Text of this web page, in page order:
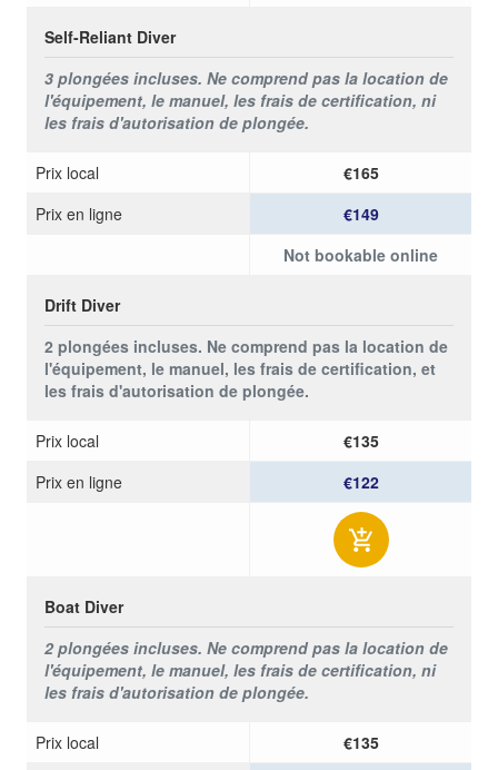
Self-Reliant Diver
3 plongées incluses. Ne comprend pas la location de
l'équipement, le manuel, les frais de certification, ni
les frais d'autorisation de plongée.
Prix ​​local
€165
Prix ​​en ligne
€149
Not bookable online
Drift Diver
2 plongées incluses. Ne comprend pas la location de
l'équipement, le manuel, les frais de certification, et
les frais d'autorisation de plongée.
Prix ​​local
€135
Prix ​​en ligne
€122
Boat Diver
2 plongées incluses. Ne comprend pas la location de
l'équipement, le manuel, les frais de certification, ni
les frais d'autorisation de plongée.
Prix ​​local
€135